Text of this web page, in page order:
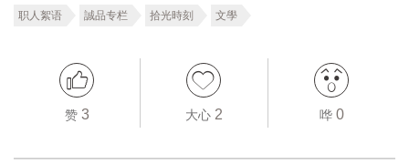
职人絮语 誠品专栏 拾光時刻 文學
赞 3 大心 2 哗 0